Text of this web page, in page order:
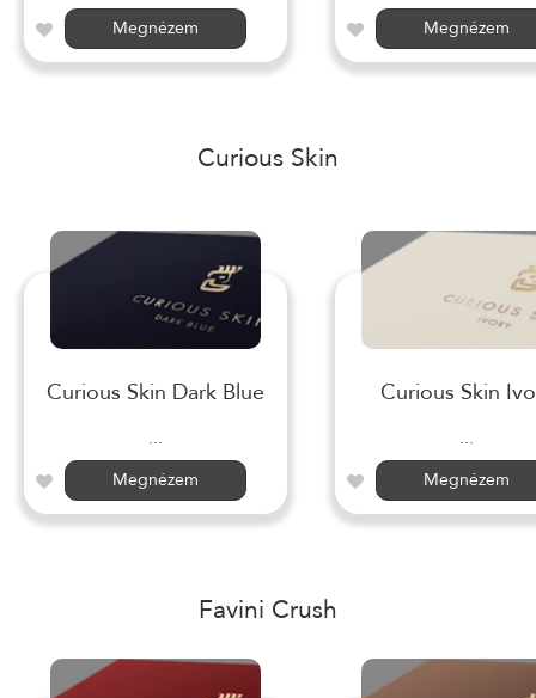
Megnézem
Megnézem
Curious Skin
Curious Skin Dark Blue
...
Megnézem
Curious Skin
...
Megnézem
Favini Crush